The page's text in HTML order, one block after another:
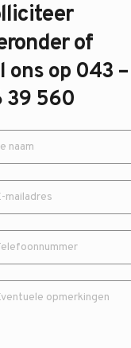
of
ons op 043 –
39 560